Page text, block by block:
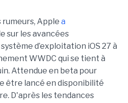
Apple a
sur les avancées
d’exploitation iOS 27 à
WWDC qui se tient à
Attendue en beta pour
être lancé en disponibilité
D'après les tendances